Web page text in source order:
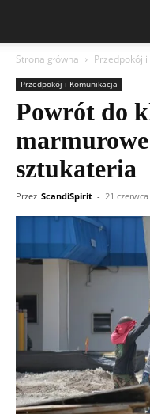
Strona główna Przedpokój
Przedpokój i Komunikacja
Powrót do
sztukateria
Przez ScandiSpirit - 21